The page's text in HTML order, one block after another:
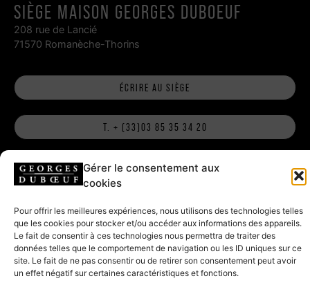
Gérer le consentement aux
cookies
Pour offrir les meilleures expériences, nous utilisons des technologies telles
que les cookies pour stocker et/ou accéder aux informations des appareils.
Le fait de consentir à ces technologies nous permettra de traiter des
données telles que le comportement de navigation ou les ID uniques sur ce
site. Le fait de ne pas consentir ou de retirer son consentement peut avoir
un effet négatif sur certaines caractéristiques et fonctions.
SIÈGE MAISON GEORGES DUBOEUF
208 rue de Lancié
71570 Romanèche-Thorins
T. + (33)03 85 35 34 20
ÉCRIRE AU SIÈGE
HAMEAU DUBOEUF, RESTAURANT ET
796 route de la Gare
71570 Romanèche-Thorins
ÉCRIRE AU HAMEAU